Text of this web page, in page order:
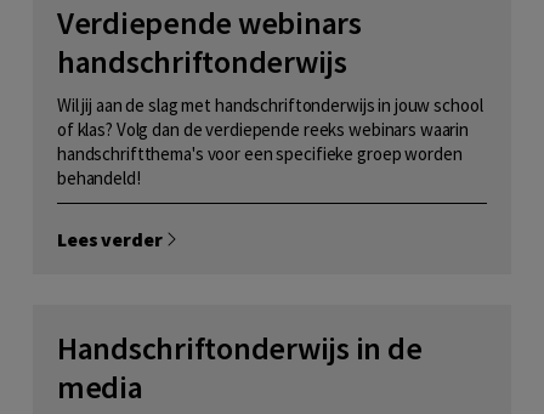
Verdiepende webinars
handschriftonderwijs
Wil jij aan de slag met handschriftonderwijs in jouw school
of klas? Volg dan de verdiepende reeks webinars waarin
handschriftthema's voor een specifieke groep worden
behandeld!
Lees verder
Handschriftonderwijs in de
media